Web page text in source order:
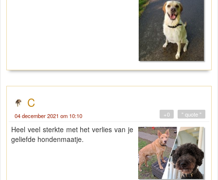
C
04 december 2021 om 10:10 " quote "
+0
Heel veel sterkte met het verlies van je
geliefde hondenmaatje.